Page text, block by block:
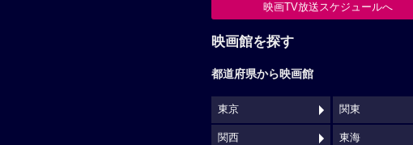
映画TV放送スケジュールへ
映画館を探す
都道府県から映画館
東京 関東
関西 東海